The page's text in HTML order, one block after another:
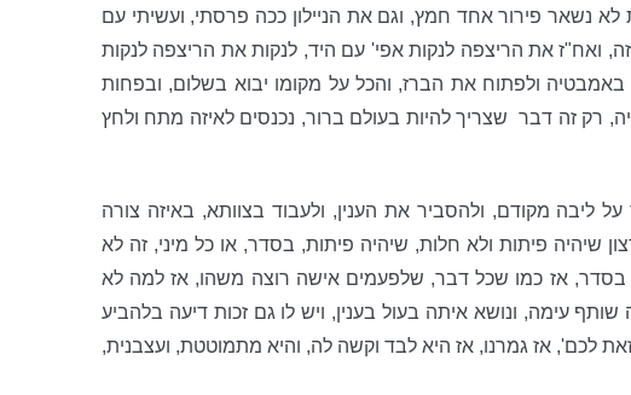
לא בתור לנקות, עד שלא ישאר בה ממשות של חמץ, ולא יותר מ-7 דקות לא נשאר פירור אחד חמץ, וגם את הניילון ככה פרסתי, ועשיתי עם
ואח"ז את הריצפה לנקות אפי' עם היד, לנקות את הריצפה לנקות
באמבטיה ולפתוח את הברז, והכל על מקומו יבוא בשלום, ובפחות
רק זה דבר
שצריך להיות בעולם ברור, נכנסים לאיזה מתח ולחץ
מקודם, ולהסביר את הענין, ולעבוד בצוותא, באיזה צורה
שיהיה פיתות ולא חלות, שיהיה פיתות, בסדר, או כל מיני, זה לא
אז כמו שכל דבר, שלפעמים אישה רוצה משהו, אז למה לא
עימה, ונושא איתה בעול בענין, ויש לו גם זכות דיעה בלהביע
לכם', אז גמרנו, אז היא לבד וקשה לה, והיא מתמוטטת, ועצבנית,